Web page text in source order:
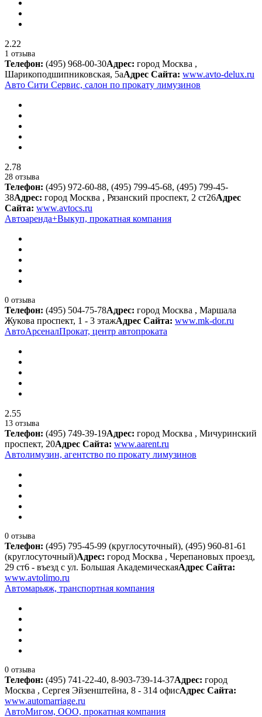
2.22
1 отзыва
Телефон: (495) 968-00-30Адрес: город Москва ,
Шарикоподшипниковская, 5аАдрес Сайта: www.avto-delux.ru
Авто Сити Сервис, салон по прокату лимузинов
2.78
28 отзыва
Телефон: (495) 972-60-88, (495) 799-45-68, (495) 799-45-
38Адрес: город Москва , Рязанский проспект, 2 ст26Адрес
Сайта: www.avtocs.ru
Автоаренда+Выкуп, прокатная компания
0 отзыва
Телефон: (495) 504-75-78Адрес: город Москва , Маршала
Жукова проспект, 1 - 3 этажАдрес Сайта: www.mk-dor.ru
АвтоАрсеналПрокат, центр автопроката
2.55
13 отзыва
Телефон: (495) 749-39-19Адрес: город Москва , Мичуринский
проспект, 20Адрес Сайта: www.aarent.ru
Автолимузин, агентство по прокату лимузинов
0 отзыва
Телефон: (495) 795-45-99 (круглосуточный), (495) 960-81-61
(круглосуточный)Адрес: город Москва , Черепановых проезд,
29 ст6 - въезд с ул. Большая АкадемическаяАдрес Сайта:
www.avtolimo.ru
Автомарьяж, транспортная компания
0 отзыва
Телефон: (495) 741-22-40, 8-903-739-14-37Адрес: город
Москва , Сергея Эйзенштейна, 8 - 314 офисАдрес Сайта:
www.automarriage.ru
АвтоМигом, ООО, прокатная компания